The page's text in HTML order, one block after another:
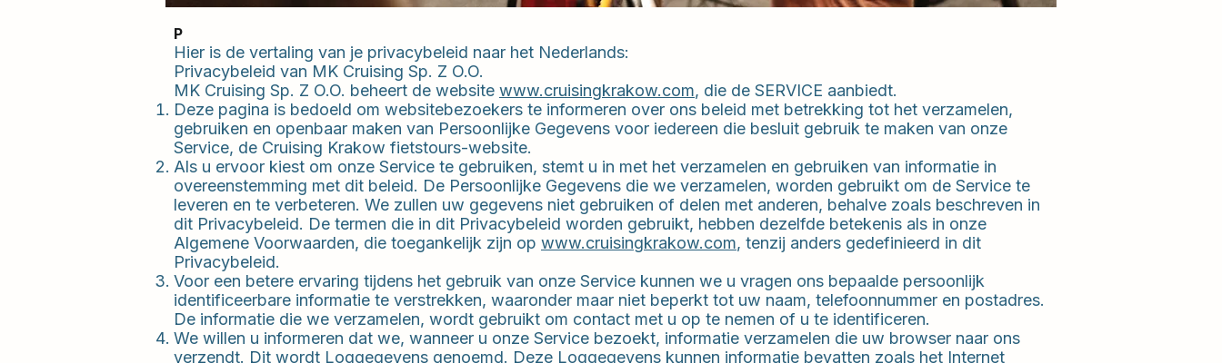
P
Hier is de vertaling van je privacybeleid naar het Nederlands:
Privacybeleid van MK Cruising Sp. Z O.O.
MK Cruising Sp. Z O.O. beheert de website www.cruisingkrakow.com, die de SERVICE aanbiedt.
Deze pagina is bedoeld om websitebezoekers te informeren over ons beleid met betrekking tot het verzamelen,
gebruiken en openbaar maken van Persoonlijke Gegevens voor iedereen die besluit gebruik te maken van onze
Service, de Cruising Krakow fietstours-website.
Als u ervoor kiest om onze Service te gebruiken, stemt u in met het verzamelen en gebruiken van informatie in
overeenstemming met dit beleid. De Persoonlijke Gegevens die we verzamelen, worden gebruikt om de Service te
leveren en te verbeteren. We zullen uw gegevens niet gebruiken of delen met anderen, behalve zoals beschreven in
dit Privacybeleid. De termen die in dit Privacybeleid worden gebruikt, hebben dezelfde betekenis als in onze
Algemene Voorwaarden, die toegankelijk zijn op www.cruisingkrakow.com, tenzij anders gedefinieerd in dit
Privacybeleid.
Voor een betere ervaring tijdens het gebruik van onze Service kunnen we u vragen ons bepaalde persoonlijk
identificeerbare informatie te verstrekken, waaronder maar niet beperkt tot uw naam, telefoonnummer en postadres.
De informatie die we verzamelen, wordt gebruikt om contact met u op te nemen of u te identificeren.
We willen u informeren dat we, wanneer u onze Service bezoekt, informatie verzamelen die uw browser naar ons
verzendt. Dit wordt Loggegevens genoemd. Deze Loggegevens kunnen informatie bevatten zoals het Internet